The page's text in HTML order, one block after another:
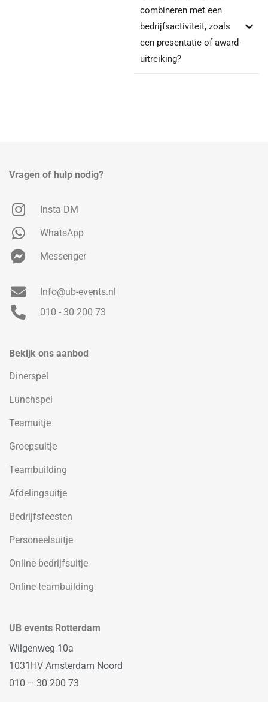
combineren met een
bedrijfsactiviteit, zoals
een presentatie of award-
uitreiking?
Vragen of hulp nodig?
Insta DM
WhatsApp
Messenger
Info@ub-events.nl
010 - 30 200 73
Bekijk ons aanbod
Dinerspel
Lunchspel
Teamuitje
Groepsuitje
Teambuilding
Afdelingsuitje
Bedrijfsfeesten
Personeelsuitje
Online bedrijfsuitje
Online teambuilding
UB events Rotterdam
Wilgenweg 10a
1031HV Amsterdam Noord
010 – 30 200 73